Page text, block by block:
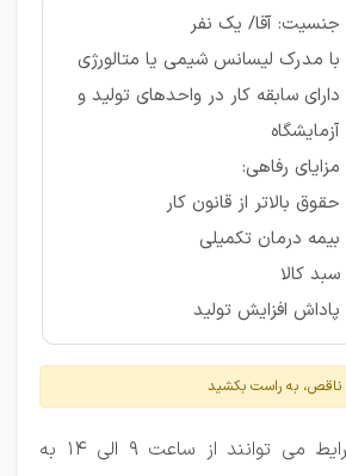
جنسیت: آقا/ یک نفر
با مدرک لیسانس شیمی یا متالورژی
دارای سابقه کار در واحدهای تولید و
آزمایشگاه
مزایای رفاهی:
حقوق بالاتر از قانون کار
بیمه درمان تکمیلی
سبد کالا
پاداش افزایش تولید
به راست بکشید
متقاضیان واجد شرایط می توانند از ساعت 9 الی 14 به